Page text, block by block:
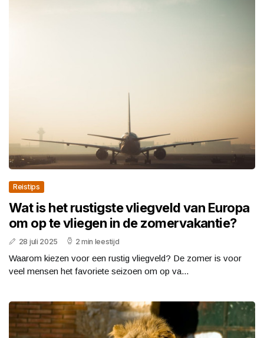
Reistips
Wat is het rustigste vliegveld van Europa
om op te vliegen in de zomervakantie?
28 juli 2025 2 min leestijd
Waarom kiezen voor een rustig vliegveld? De zomer is voor
veel mensen het favoriete seizoen om op va...